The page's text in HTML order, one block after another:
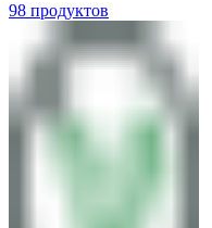
98 продуктов